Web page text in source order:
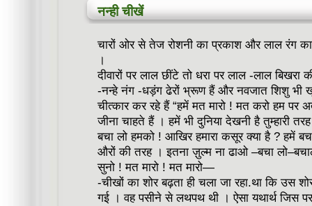
नन्ही चीखें
चारों ओर से तेज रोशनी का प्रकाश और लाल रंग
।
दीवारों पर लाल छींटे तो धरा पर लाल -लाल
-नन्हे नंग -धड़ंग ढेरों भ्रूण हैं और नवजात शिशु भी
चीत्कार कर रहे हैं “हमें मत मारो ! मत करो हम पर
जीना चाहते हैं । हमें भी दुनिया देखनी है तुम्हारी
बचा लो हमको ! आखिर हमारा कसूर क्या है ? हमें
औरों की तरह । इतना ज़ुल्म ना ढाओ –बचा
सुनो ! मत मारो ! मत मारो—
-चीखों का शोर बढ़ता ही चला जा रहा.था कि उस
गई । वह पसीने से लथपथ थी । ऐसा यथार्थ जिस